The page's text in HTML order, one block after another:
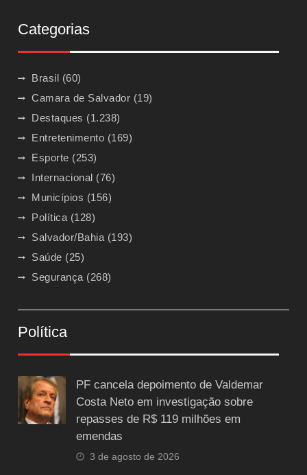
Categorias
Brasil (60)
Camara de Salvador (19)
Destaques (1.238)
Entretenimento (169)
Esporte (253)
Internacional (76)
Municípios (156)
Política(128)
Salvador/Bahia(193)
Saúde (25)
Segurança(268)
Política
PF cancela depoimento de Valdemar
Costa Neto em investigação sobre
repasses de R$ 119 milhões em
emendas
3 de agosto de 2026